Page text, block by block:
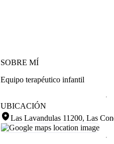
SOBRE MÍ
Equipo terapéutico infantil
UBICACIÓN
Las Lavandulas 11200, Las